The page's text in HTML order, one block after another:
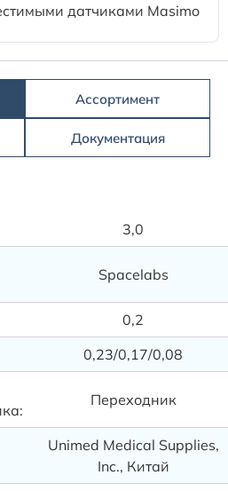
датчиками Masimo
Ассортимент
Документация
3,0
Spacelabs
0,2
0,23/0,17/0,08
Переходник
Unimed Medical Supplies,
Inc., Китай
аппаратам Philips